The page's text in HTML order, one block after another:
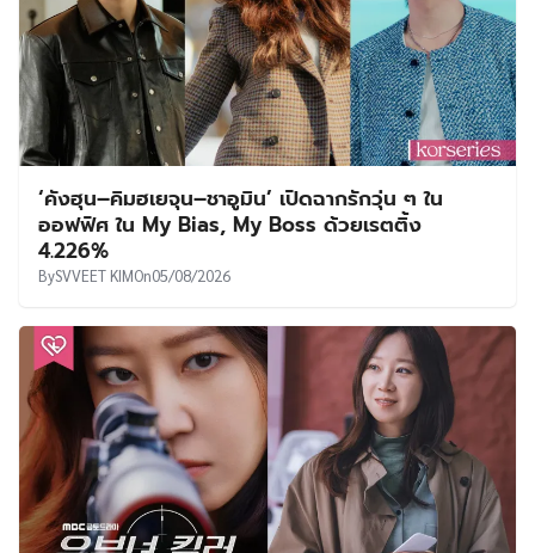
‘คังฮุน–คิมฮเยจุน–ชาอูมิน’ เปิดฉากรักวุ่น ๆ ใน
ออฟฟิศ ใน My Bias, My Boss ด้วยเรตติ้ง
4.226%
BySVVEET KIMOn05/08/2026